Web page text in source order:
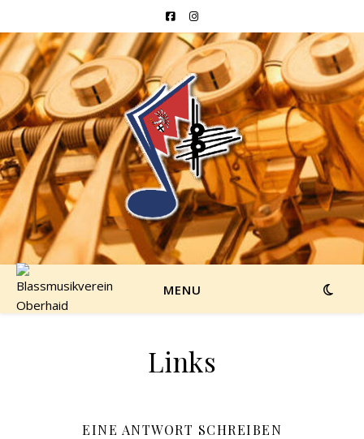
MENU
Links
EINE ANTWORT SCHREIBEN